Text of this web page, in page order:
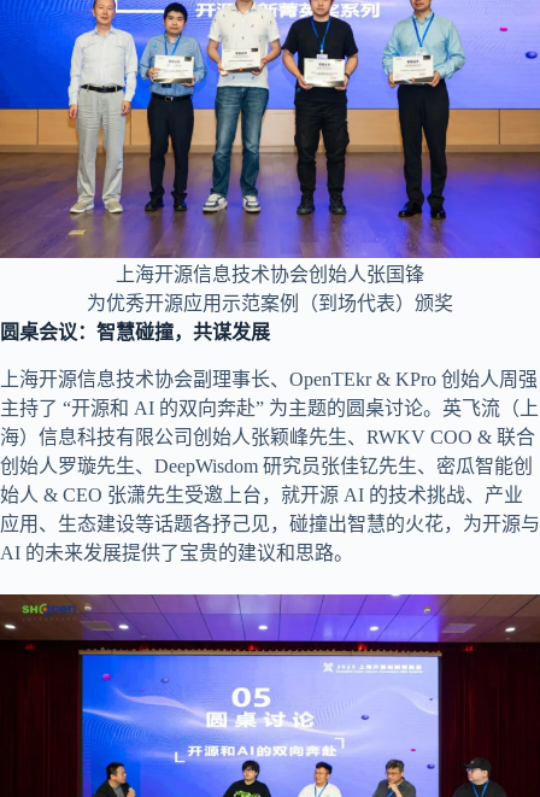
上海开源信息技术协会创始人张国锋
为优秀开源应用示范案例（到场代表）颁奖
圆桌会议：智慧碰撞，共谋发展
上海开源信息技术协会副理事长、OpenTEkr & KPro 创始人周强
主持了 “开源和 AI 的双向奔赴” 为主题的圆桌讨论。英飞流（上
海）信息科技有限公司创始人张颖峰先生、RWKV COO & 联合
创始人罗璇先生、DeepWisdom 研究员张佳钇先生、密瓜智能创
始人 & CEO 张潇先生受邀上台，就开源 AI 的技术挑战、产业
应用、生态建设等话题各抒己见，碰撞出智慧的火花，为开源与
AI 的未来发展提供了宝贵的建议和思路。